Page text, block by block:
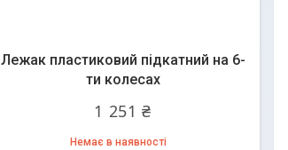
Лежак пластиковий підкатний на 6-
ти колесах
1 251 ₴
Немає в наявності